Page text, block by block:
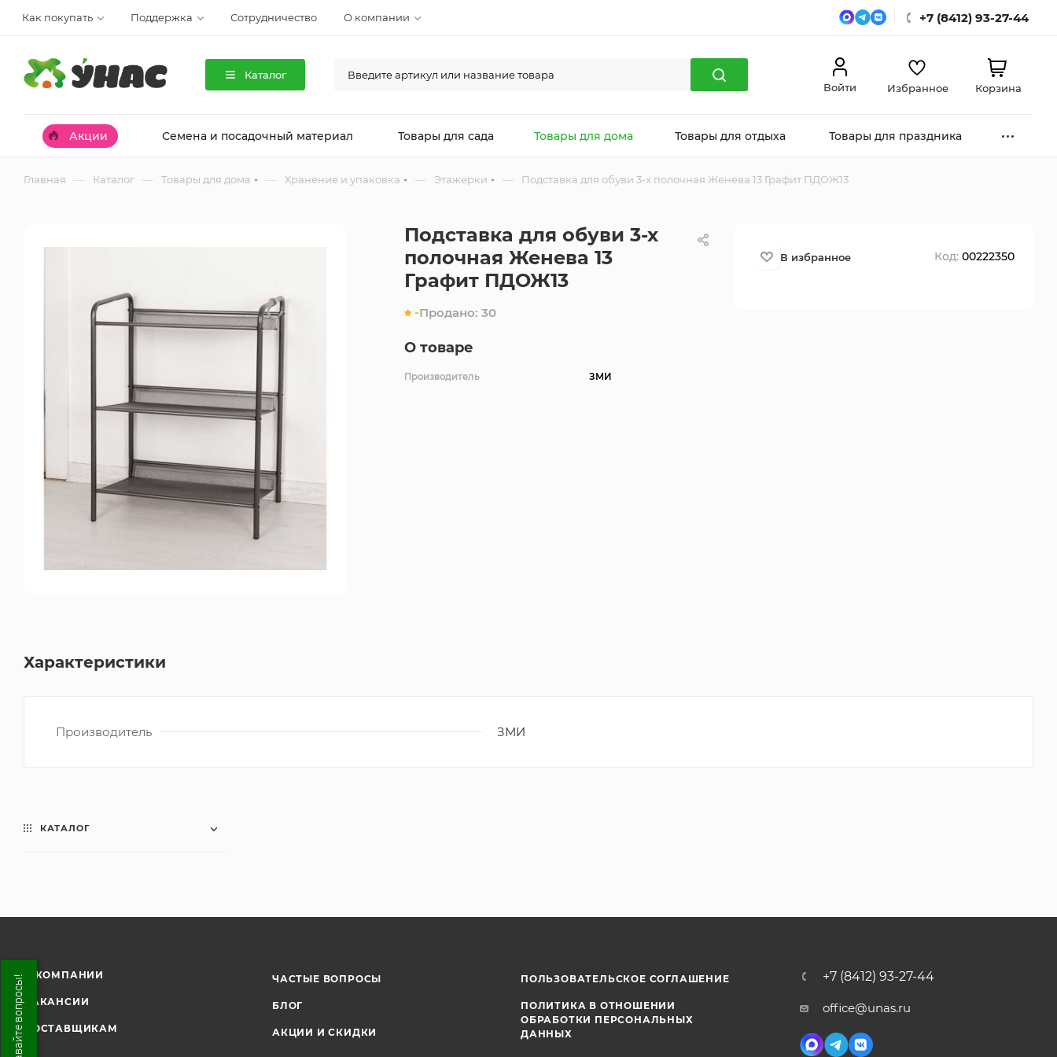
Как покупать Поддержка Сотрудничество О компании +7 (8412) 93-27-44
Каталог
Войти
Избранное Корзина
Акции Семена и посадочный материал Товары для сада Товары для дома Товары для отдыха Товары для праздника
Главная — Каталог — Товары для дома — Хранение и упаковка — Этажерки — Подставка для обуви 3-х полочная Женева 13 Графит ПДОЖ13
Подставка для обуви 3-х
полочная Женева 13
Графит ПДОЖ13
-Продано: 30
О товаре
Производитель ЗМИ
Код: 00222350
Характеристики
Производитель ЗМИ
КАТАЛОГ
О КОМПАНИИ
ВАКАНСИИ
ПОСТАВЩИКАМ
ЧАСТЫЕ ВОПРОСЫ
БЛОГ
АКЦИИ И СКИДКИ
ПОЛЬЗОВАТЕЛЬСКОЕ СОГЛАШЕНИЕ
ПОЛИТИКА В ОТНОШЕНИИ
ОБРАБОТКИ ПЕРСОНАЛЬНЫХ
ДАННЫХ
+7 (8412) 93-27-44
office@unas.ru